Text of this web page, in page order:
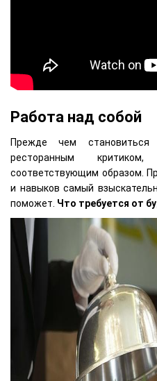
Работа над собой
Прежде чем
ресторанным критиком,
соответствующим образом.
и навыков самый
поможет. Что требуется от